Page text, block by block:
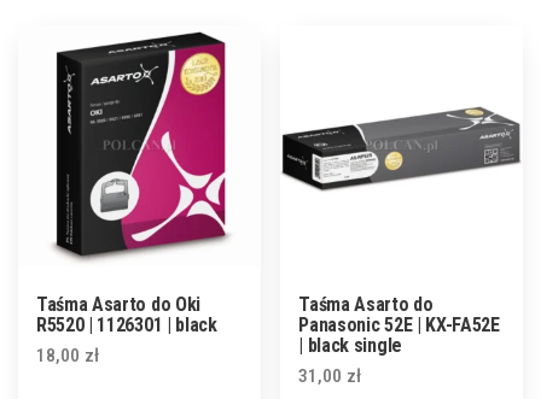
Taśma Asarto do Oki
R5520 | 1126301 | black
18,00 zł
Taśma Asarto do
Panasonic 52E | KX-FA52E
| black single
31,00 zł